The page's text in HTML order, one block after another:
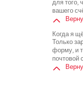
для того,
вашего
Когда я
Только
форму, и
почтовой